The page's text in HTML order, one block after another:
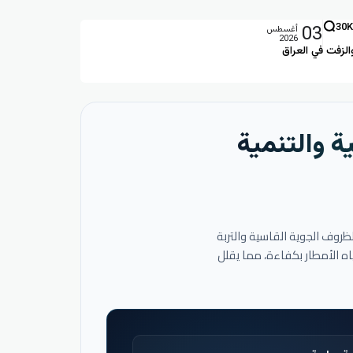
في العراق
30K
03 أغسطس
2026
والتنمية
الجوية القاسية والتربة
الأمطار بكفاءة، مما يقلل